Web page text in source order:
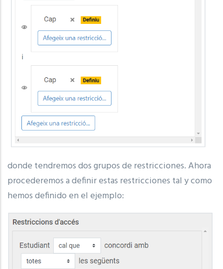
donde tendremos dos grupos de restricciones.Ahora
procederemos a definir estas restricciones tal y como
hemos definido en el ejemplo: